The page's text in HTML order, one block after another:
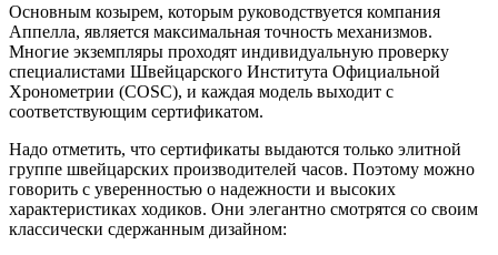
Основным козырем, которым руководствуется компания
Аппелла, является максимальная точность механизмов.
Многие экземпляры проходят индивидуальную проверку
специалистами Швейцарского Института Официальной
Хронометрии (COSC), и каждая модель выходит с
соответствующим сертификатом.
Надо отметить, что сертификаты выдаются только элитной
группе швейцарских производителей часов. Поэтому можно
говорить с уверенностью о надежности и высоких
характеристиках ходиков. Они элегантно смотрятся со своим
классически сдержанным дизайном: